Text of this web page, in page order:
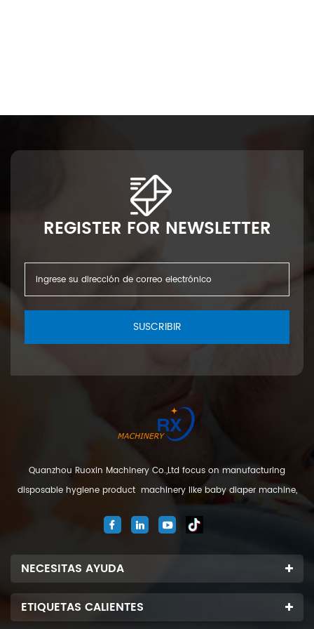
REGISTER FOR NEWSLETTER
SUSCRIBIR
Quanzhou Ruoxin Machinery Co.,Ltd focus on manufacturing
disposable hygiene product machinery like baby diaper machine,
machine. We are located in Jinjiang city, Fujian Province, China. And
NECESITAS AYUDA
ETIQUETAS CALIENTES